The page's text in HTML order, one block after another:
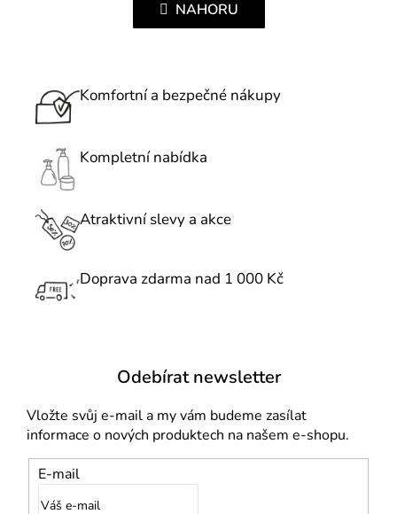
l
á
c
r
y
p
n
v
á
NAHORU
Komfortní a bezpečné nákupy
Kompletní nabídka
Atraktivní slevy a akce
Doprava zdarma nad 1 000 Kč
Odebírat newsletter
Vložte svůj e-mail a my vám budeme zasílat
informace o nových produktech na našem e-shopu.
E-mail